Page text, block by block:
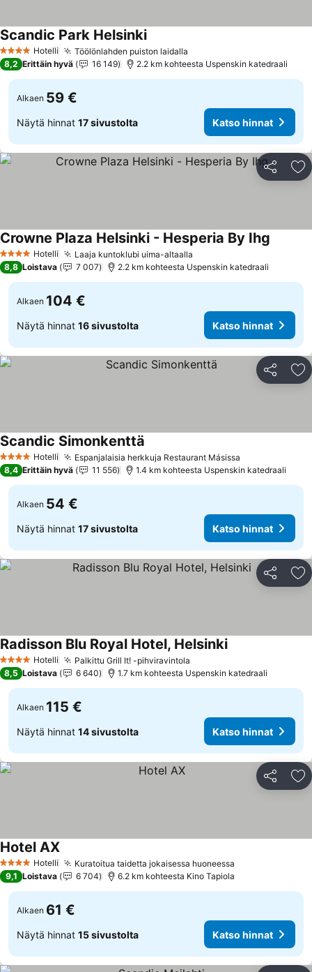
4 Tähtiluokitus
Hotelli Töölönlahden puiston laidalla
Scandic Park HelsinkiKatso hinnat
8,2 Erittäin hyvä 16 149 2.2 km kohteesta Uspenskin katedraali
Alkaen 59 €
Näytä hinnat 17 sivustolta Katso hinnat
Jaa
4 Tähtiluokitus
Hotelli Laaja kuntoklubi uima-altaalla
Crowne Plaza Helsinki - Hesperia By Ihg
8,8 Loistava 7 007 2.2 km kohteesta Uspenskin katedraali
Alkaen 104 €
Näytä hinnat 16 sivustolta Katso hinnat
Jaa
4 Tähtiluokitus
Hotelli Espanjalaisia herkkuja Restaurant Másissa
Scandic Simonkenttä
8,4 Erittäin hyvä 11 556 1.4 km kohteesta Uspenskin katedraali
Alkaen 54 €
Näytä hinnat 17 sivustolta Katso hinnat
Jaa
4 Tähtiluokitus
Hotelli Palkittu Grill It! -pihviravintola
Radisson Blu Royal Hotel, HelsinkiKatso hinnat
8,5 Loistava 6 640 1.7 km kohteesta Uspenskin katedraali
Alkaen 115 €
Näytä hinnat 14 sivustolta Katso hinnat
Jaa
4 Tähtiluokitus
Hotelli Kuratoitua taidetta jokaisessa huoneessa
Hotel AXKatso hinnat
9,1 Loistava 6 704 6.2 km kohteesta Kino Tapiola
Alkaen 61 €
Näytä hinnat 15 sivustolta Katso hinnat